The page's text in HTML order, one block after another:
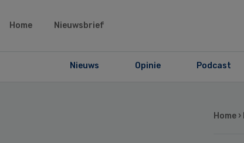
Home Nieuwsbrief
Nieuws Opinie Podcast
Home ›